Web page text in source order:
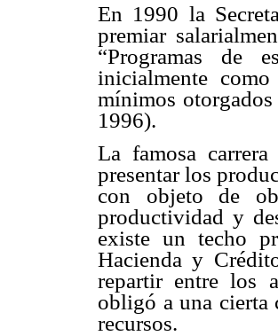
En 1990 la
premiar
“Programas de
inicialmente
mínimos
1996).
La famosa
presentar los
con objeto de
productividad y
existe un techo
Hacienda y
repartir entre los
obligó a una cierta
recursos.